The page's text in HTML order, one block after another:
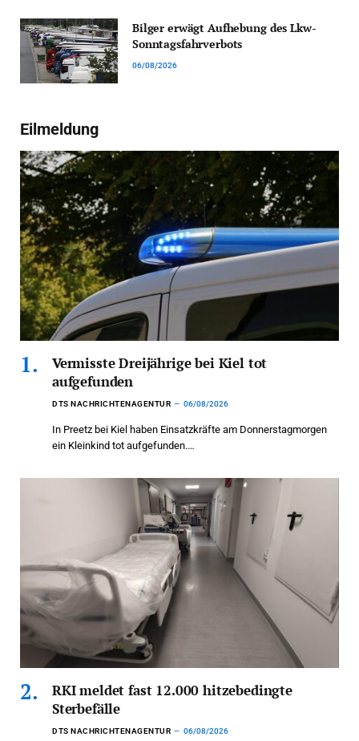
Bilger erwägt Aufhebung des Lkw-
Sonntagsfahrverbots
06/08/2026
Eilmeldung
Vermisste Dreijährige bei Kiel tot
aufgefunden
DTS NACHRICHTENAGENTUR 06/08/2026
In Preetz bei Kiel haben Einsatzkräfte am Donnerstagmorgen
ein Kleinkind tot aufgefunden.…
RKI meldet fast 12.000 hitzebedingte
Sterbefälle
DTS NACHRICHTENAGENTUR 06/08/2026